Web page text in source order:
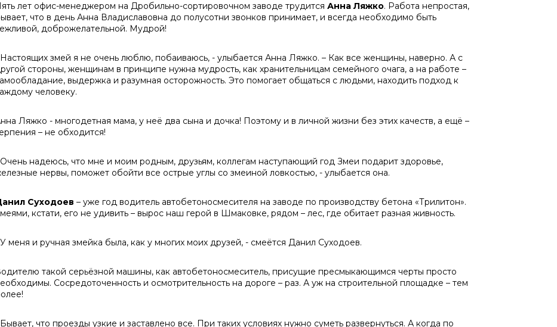
лет офис-менеджером на Дробильно-сортировочном заводе трудится Анна Ляжко. Работа непростая,
что в день Анна Владиславовна до полусотни звонков принимает, и всегда необходимо быть
доброжелательной. Мудрой!
змей я не очень люблю, побаиваюсь, - улыбается Анна Ляжко. – Как все женщины, наверно. А с
стороны, женщинам в принципе нужна мудрость, как хранительницам семейного очага, а на работе –
выдержка и разумная осторожность. Это помогает общаться с людьми, находить подход к
человеку.
Ляжко - многодетная мама, у неё два сына и дочка! Поэтому и в личной жизни без этих качеств, а ещё –
– не обходится!
надеюсь, что мне и моим родным, друзьям, коллегам наступающий год Змеи подарит здоровье,
нервы, поможет обойти все острые углы со змеиной ловкостью, - улыбается она.
Суходоев – уже год водитель автобетоносмесителя на заводе по производству бетона «Трилитон».
кстати, его не удивить – вырос наш герой в Шмаковке, рядом – лес, где обитает разная живность.
меня и ручная змейка была, как у многих моих друзей, - смеётся Данил Суходоев.
такой серьёзной машины, как автобетоносмеситель, присущие пресмыкающимся черты просто
Сосредоточенность и осмотрительность на дороге – раз. А уж на строительной площадке – тем
что проезды узкие и заставлено все. При таких условиях нужно суметь развернуться. А когда по